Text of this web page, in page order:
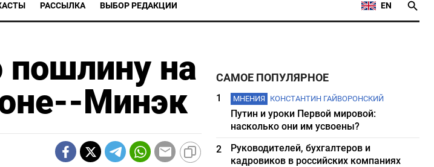
РАССЫЛКА ВЫБОР РЕДАКЦИИ EN
пошлину на
Минэк
САМОЕ ПОПУЛЯРНОЕ
1 МНЕНИЯ КОНСТАНТИН ГАЙВОРОНСКИЙ
Путин и уроки Первой мировой:
насколько они им усвоены?
2
Руководителей, бухгалтеров и
кадровиков в российских компаниях